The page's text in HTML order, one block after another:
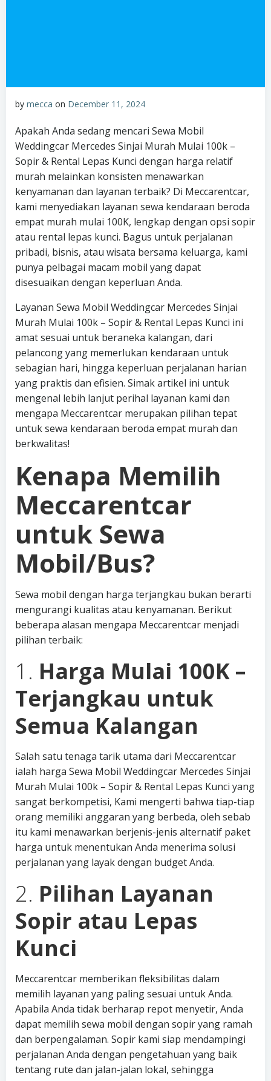
by mecca on December 11, 2024
Apakah Anda sedang mencari Sewa Mobil
Weddingcar Mercedes Sinjai Murah Mulai 100k –
Sopir & Rental Lepas Kunci dengan harga relatif
murah melainkan konsisten menawarkan
kenyamanan dan layanan terbaik? Di Meccarentcar,
kami menyediakan layanan sewa kendaraan beroda
empat murah mulai 100K, lengkap dengan opsi sopir
atau rental lepas kunci. Bagus untuk perjalanan
pribadi, bisnis, atau wisata bersama keluarga, kami
punya pelbagai macam mobil yang dapat
disesuaikan dengan keperluan Anda.
Layanan Sewa Mobil Weddingcar Mercedes Sinjai
Murah Mulai 100k – Sopir & Rental Lepas Kunci ini
amat sesuai untuk beraneka kalangan, dari
pelancong yang memerlukan kendaraan untuk
sebagian hari, hingga keperluan perjalanan harian
yang praktis dan efisien. Simak artikel ini untuk
mengenal lebih lanjut perihal layanan kami dan
mengapa Meccarentcar merupakan pilihan tepat
untuk sewa kendaraan beroda empat murah dan
berkwalitas!
Kenapa Memilih
Meccarentcar
untuk Sewa
Mobil/Bus?
Sewa mobil dengan harga terjangkau bukan berarti
mengurangi kualitas atau kenyamanan. Berikut
beberapa alasan mengapa Meccarentcar menjadi
pilihan terbaik:
1. Harga Mulai 100K –
Terjangkau untuk
Semua Kalangan
Salah satu tenaga tarik utama dari Meccarentcar
ialah harga Sewa Mobil Weddingcar Mercedes Sinjai
Murah Mulai 100k – Sopir & Rental Lepas Kunci yang
sangat berkompetisi, Kami mengerti bahwa tiap-tiap
orang memiliki anggaran yang berbeda, oleh sebab
itu kami menawarkan berjenis-jenis alternatif paket
harga untuk menentukan Anda menerima solusi
perjalanan yang layak dengan budget Anda.
2. Pilihan Layanan
Sopir atau Lepas
Kunci
Meccarentcar memberikan fleksibilitas dalam
memilih layanan yang paling sesuai untuk Anda.
Apabila Anda tidak berharap repot menyetir, Anda
dapat memilih sewa mobil dengan sopir yang ramah
dan berpengalaman. Sopir kami siap mendampingi
perjalanan Anda dengan pengetahuan yang baik
tentang rute dan jalan-jalan lokal, sehingga